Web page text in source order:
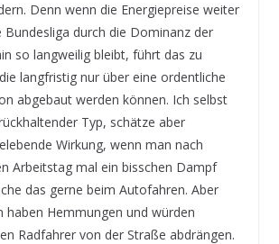
Denn wenn die Energiepreise weiter
Bundesliga durch die Dominanz der
so langweilig bleibt, führt das zu
langfristig nur über eine ordentliche
abgebaut werden können. Ich selbst
Typ, schätze aber
Wirkung, wenn man nach
Arbeitstag mal ein bisschen Dampf
das gerne beim Autofahren. Aber
haben Hemmungen und würden
Radfahrer von der Straße abdrängen.